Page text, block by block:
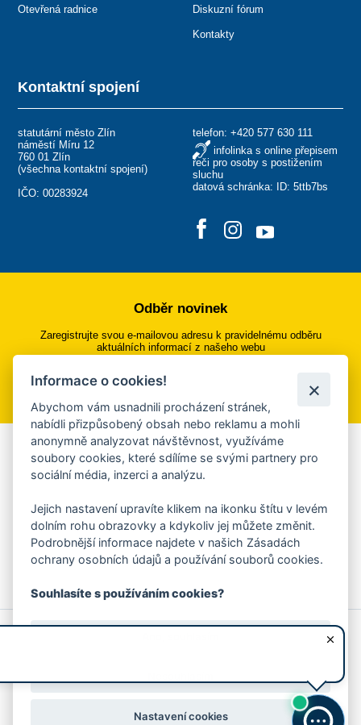
Kontaktní spojení
statutární město Zlín
náměstí Míru 12
760 01 Zlín
(všechna kontaktní spojení)
IČO: 00283924
telefon: +420 577 630 111
infolinka s online přepisem
řeči pro osoby s postižením
sluchu
datová schránka: ID: 5ttb7bs
Otevřená radnice Diskuzní fórum
Kontakty
Odběr novinek
Zaregistrujte svou e-mailovou adresu k pravidelnému odběru
aktuálních informací z našeho webu
Přihlásit se k odběru
Aplikace Mobilní rozhlas
Chcete dostávat do svého mobilu či mailu upozornění na
ankety, pozvánky na kulturní a sportovní akce?
Více informací o aplikaci
© 2026 Magistrát města Zlína
Prohlášení o používání cookies
Informace o cookies!
Abychom vám usnadnili procházení stránek,
nabídli přizpůsobený obsah nebo reklamu a mohli
anonymně analyzovat návštěvnost, využíváme
soubory cookies, které sdílíme se svými partnery pro
sociální média, inzerci a analýzu.
Jejich nastavení upravíte klikem na ikonku štítu v levém
dolním rohu obrazovky a kdykoliv jej můžete změnit.
Podrobnější informace najdete v našich Zásadách
ochrany osobních údajů a používání souborů cookies.
Souhlasíte s používáním cookies?
Nastavení cookies